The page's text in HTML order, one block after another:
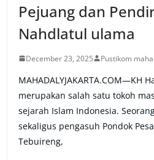
Pejuang dan
Nahdlatul ulama
December 23, 2025 Pustikom maha
MAHADALYJAKARTA.COM—KH
merupakan salah satu tokoh
sejarah Islam Indonesia.
sekaligus pengasuh Pondok
Tebuireng,